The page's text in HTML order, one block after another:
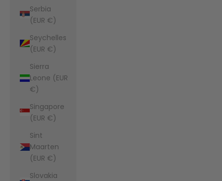
Serbia
(EUR €)
Seychelles
(EUR €)
Sierra
Leone (EUR
€)
Singapore
(EUR €)
Sint
Maarten
(EUR €)
Slovakia